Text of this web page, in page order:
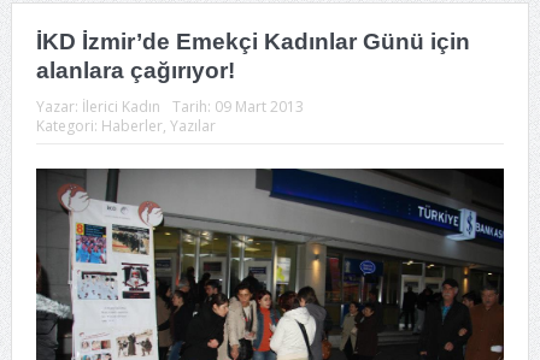
İKD İzmir’de Emekçi Kadınlar Günü için
alanlara çağırıyor!
Yazar: İlerici Kadın Tarih: 09 Mart 2013
Kategori: Haberler, Yazılar